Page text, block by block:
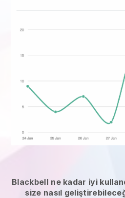
Blackbell ne kadar iyi
size nasıl